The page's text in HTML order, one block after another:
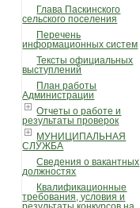
Глава Паскинского
сельского поселения
Перечень
информационных систем
Тексты официальных
выступлений
План работы
Администрации
Отчеты о работе и
результаты проверок
МУНИЦИПАЛЬНАЯ
СЛУЖБА
Сведения о вакантных
должностях
Квалификационные
требования, условия и